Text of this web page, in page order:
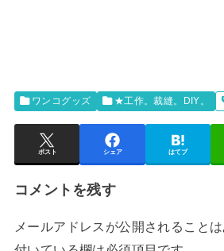
ワンコグッズ ★工作。裁縫。DIY。
ポスト シェア はてブ
コメントを残す
メールアドレスが公開されることは